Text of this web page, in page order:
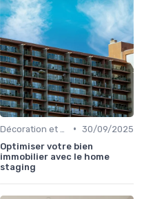
• 30/09/2025
Optimiser votre bien
immobilier avec le home
staging